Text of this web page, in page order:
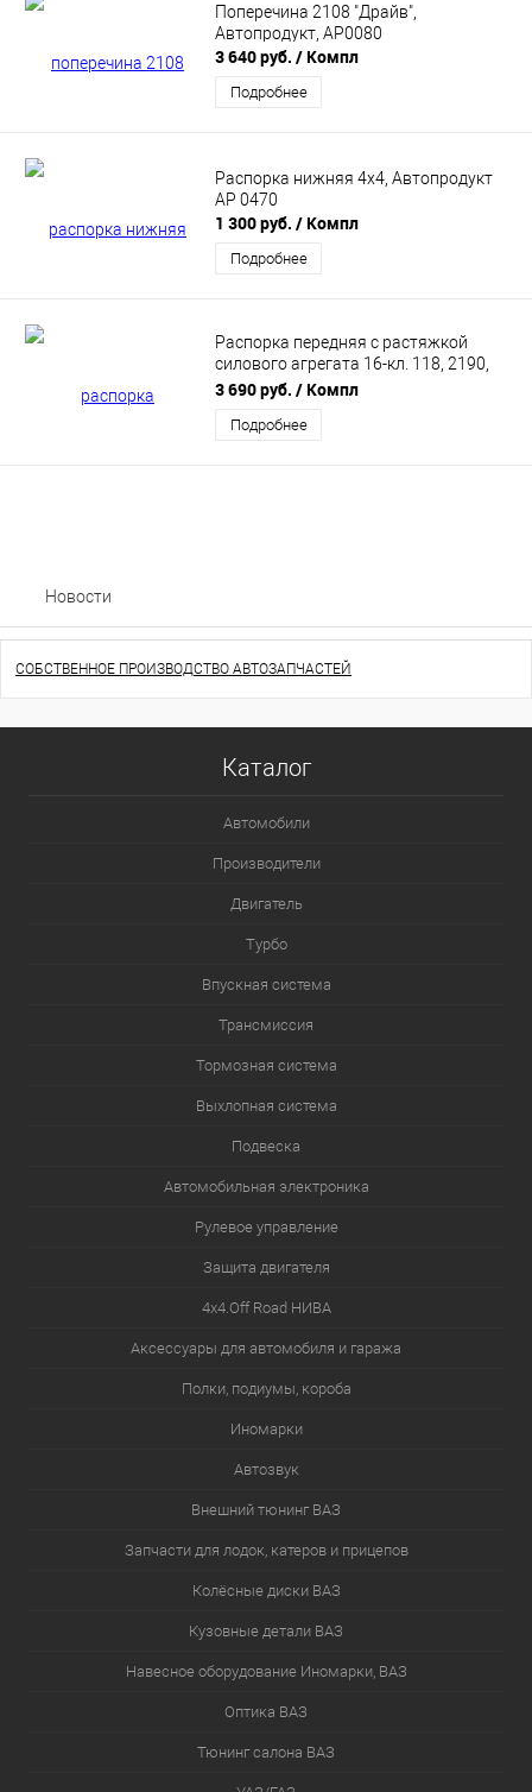
Поперечина 2108 "Драйв",
Автопродукт, АР0080
3 640 руб. / Компл
Подробнее
Распорка нижняя 4х4, Автопродукт
АР 0470
1 300 руб. / Компл
Подробнее
Распорка передняя с растяжкой
силового агрегата 16-кл. 118, 2190,
Автопродукт 0421
3 690 руб. / Компл
Подробнее
Новости
СОБСТВЕННОЕ ПРОИЗВОДСТВО АВТОЗАПЧАСТЕЙ
Каталог
Автомобили
Производители
Двигатель
Турбо
Впускная система
Трансмиссия
Тормозная система
Выхлопная система
Подвеска
Автомобильная электроника
Рулевое управление
Защита двигателя
4х4.Off Road НИВА
Аксессуары для автомобиля и гаража
Полки, подиумы, короба
Иномарки
Автозвук
Внешний тюнинг ВАЗ
Запчасти для лодок, катеров и прицепов
Колёсные диски ВАЗ
Кузовные детали ВАЗ
Навесное оборудование Иномарки, ВАЗ
Оптика ВАЗ
Тюнинг салона ВАЗ